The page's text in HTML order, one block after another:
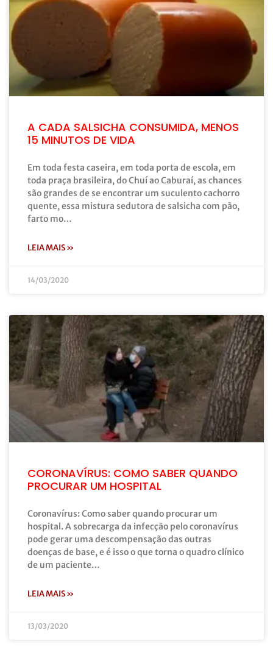
A CADA SALSICHA CONSUMIDA, MENOS
15 MINUTOS DE VIDA
Em toda festa caseira, em toda porta de escola, em
toda praça brasileira, do Chuí ao Caburaí, as chances
são grandes de se encontrar um suculento cachorro
quente, essa mistura sedutora de salsicha com pão,
farto mo…
LEIA MAIS »
14/03/2020
CORONAVÍRUS: COMO SABER QUANDO
PROCURAR UM HOSPITAL
Coronavírus: Como saber quando procurar um
hospital. A sobrecarga da infecção pelo coronavírus
pode gerar uma descompensação das outras
doenças de base, e é isso o que torna o quadro clínico
de um paciente…
LEIA MAIS »
13/03/2020